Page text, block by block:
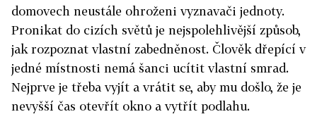
domovech neustále ohroženi vyznavači jednoty.
Pronikat do cizích světů je nejspolehlivější způsob,
jak rozpoznat vlastní zabedněnost. Člověk dřepící v
jedné místnosti nemá šanci ucítit vlastní smrad.
Nejprve je třeba vyjít a vrátit se, aby mu došlo, že je
nevyšší čas otevřít okno a vytřít podlahu.